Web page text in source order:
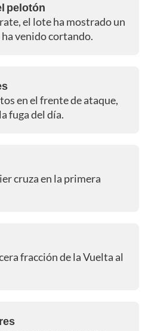
pelotón
el lote ha mostrado un
venido cortando.
en el frente de ataque,
fuga del día.
cruza en la primera
fracción de la Vuelta al